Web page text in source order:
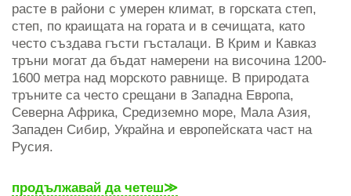
расте в райони с умерен климат, в горската степ,
степ, по краищата на гората и в сечищата, като
често създава гъсти гъсталаци. В Крим и Кавказ
тръни могат да бъдат намерени на височина 1200-
1600 метра над морското равнище. В природата
тръните са често срещани в Западна Европа,
Северна Африка, Средиземно море, Мала Азия,
Западен Сибир, Украйна и европейската част на
Русия.
продължавай да четеш